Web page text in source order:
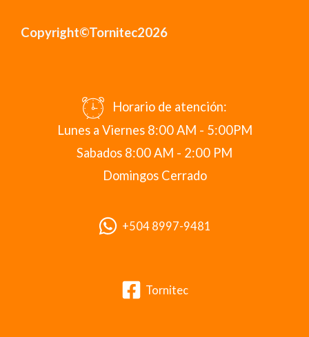
Copyright©Tornitec2026
Horario de atención:
Lunes a Viernes 8:00 AM - 5:00PM
Sabados 8:00 AM - 2:00 PM
Domingos Cerrado
+504 8997-9481
Tornitec